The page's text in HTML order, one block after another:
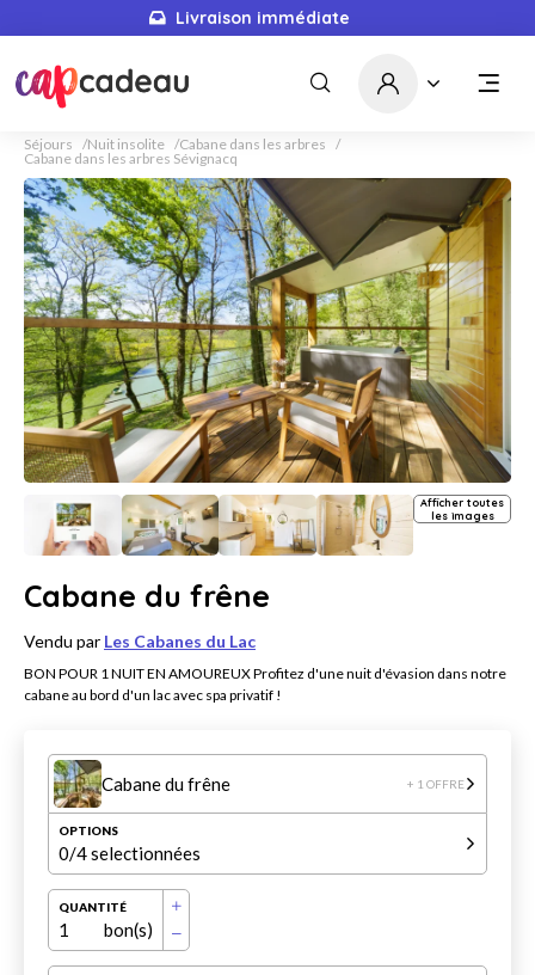
Livraison immédiate
Séjours Nuit insolite
Cabane dans les arbres
Cabane dans les arbres Sévignacq
Afficher toutes
les images
Cabane du frêne
Vendu par Les Cabanes du Lac
BON POUR 1 NUIT EN AMOUREUX Profitez d'une nuit d'évasion dans notre
cabane au bord d'un lac avec spa privatif !
Cabane du frêne + 1 OFFRE
OPTIONS
0/4 selectionnées
QUANTITÉ
1 bon(s)